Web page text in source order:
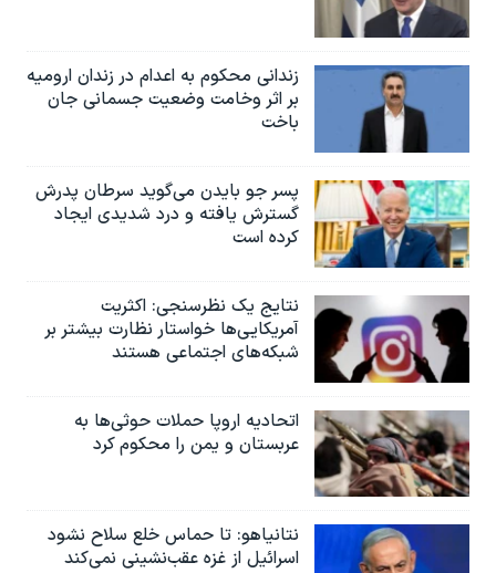
زندانی محکوم به اعدام در زندان ارومیه
بر اثر وخامت وضعیت جسمانی جان
باخت
پسر جو بایدن می‌گوید سرطان پدرش
گسترش یافته و درد شدیدی ایجاد
کرده است
نتایج یک نظرسنجی: اکثریت
آمریکایی‌ها خواستار نظارت بیشتر بر
شبکه‌های اجتماعی هستند
اتحادیه اروپا حملات حوثی‌ها به
عربستان و یمن را محکوم کرد
نتانیاهو: تا حماس خلع سلاح نشود
اسرائیل از غزه عقب‌نشینی نمی‌کند